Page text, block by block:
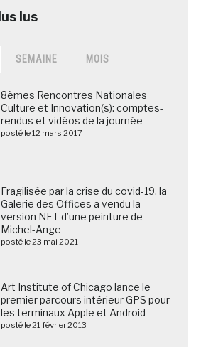
SEMAINE MOIS
8èmes Rencontres Nationales
Culture et Innovation(s): comptes-
rendus et vidéos de la journée
posté le 12 mars 2017
Fragilisée par la crise du covid-19, la
Galerie des Offices a vendu la
version NFT d’une peinture de
Michel-Ange
posté le 23 mai 2021
Art Institute of Chicago lance le
premier parcours intérieur GPS pour
les terminaux Apple et Android
posté le 21 février 2013